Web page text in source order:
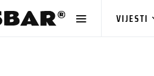
VIJESTI